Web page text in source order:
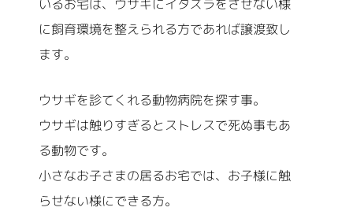
いるお宅は、ウサギにイタズラをさせない様
に飼育環境を整えられる方であれば譲渡致し
ます。
ウサギを診てくれる動物病院を探す事。
ウサギは触りすぎるとストレスで死ぬ事もあ
る動物です。
小さなお子さまの居るお宅では、お子様に触
らせない様にできる方。